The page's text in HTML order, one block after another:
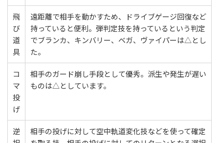
飛
び
道
具
遠距離で相手を動かすため、ドライブゲージ回復など
持っていると便利。弾判定技を持っているという判定
でブランカ、キンバリー、ベガ、ヴァイパーは△とし
た。
コ
マ
投
げ
相手のガード崩し手段として優秀。派生や発生が遅い
ものは△としています。
逆
相手の投げに対して空中軌道変化技などを使って確定